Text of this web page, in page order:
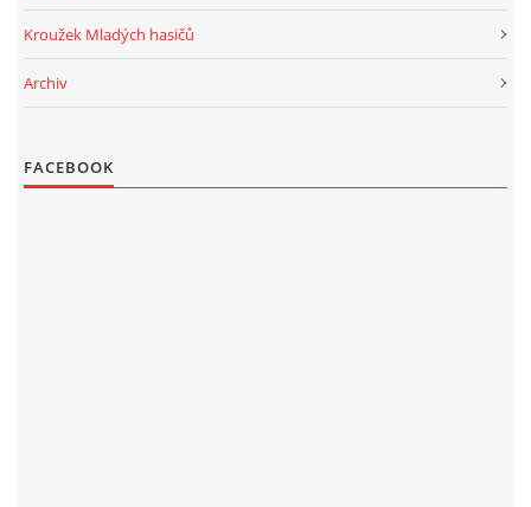
© 2026 eStránky.cz
|
Kroužek Mladých hasičů
Archiv
FACEBOOK